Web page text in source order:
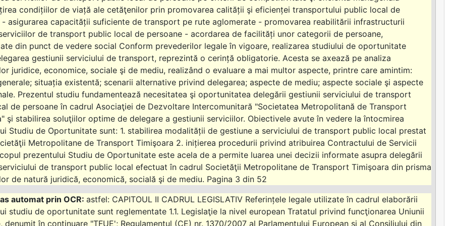
condițiilor de viață ale cetăţenilor prin promovarea calității şi eficienței transportului public local de
- asigurarea capacității suficiente de transport pe rute aglomerate - promovarea reabilitării infrastructurii
de transport public local de persoane - acordarea de facilități unor categorii de persoane,
din punct de vedere social Conform prevederilor legale în vigoare, realizarea studiului de oportunitate
gestiunii serviciului de transport, reprezintă o cerință obligatorie. Acesta se axează pe analiza
juridice, economice, sociale şi de mediu, realizând o evaluare a mai multor aspecte, printre care amintim:
situația existentă; scenarii alternative privind delegarea; aspecte de mediu; aspecte sociale şi aspecte
Prezentul studiu fundamentează necesitatea şi oportunitatea delegării gestiunii serviciului de transport
de persoane în cadrul Asociaţiei de Dezvoltare Intercomunitară "Societatea Metropolitană de Transport
şi stabilirea soluţiilor optime de delegare a gestiunii serviciilor. Obiectivele avute în vedere la întocmirea
Studiu de Oportunitate sunt: 1. stabilirea modalității de gestiune a serviciului de transport public local prestat
Metropolitane de Transport Timişoara 2. inițierea procedurii privind atribuirea Contractului de Servicii
prezentului Studiu de Oportunitate este acela de a permite luarea unei decizii informate asupra delegării
de transport public local efectuat în cadrul Societăţii Metropolitane de Transport Timişoara din prisma
de natură juridică, economică, socială şi de mediu. Pagina 3 din 52
astfel: CAPITOUL II CADRUL LEGISLATIV Referințele legale utilizate în cadrul elaborării
studiu de oportunitate sunt reglementate 1.1. Legislaţie la nivel european Tratatul privind funcţionarea Uniunii
denumit în continuare "TFUE'; Regulamentul (CE) nr. 1370/2007 al Parlamentului European şi al Consiliului din